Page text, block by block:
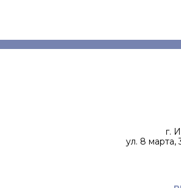
г.
ул. 8 марта,